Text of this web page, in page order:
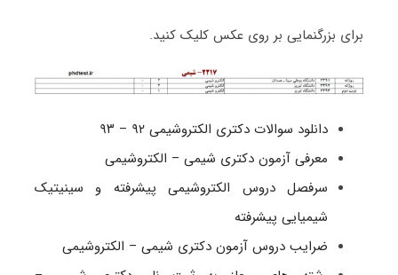
برای بزرگنمایی بر روی عکس کلیک کنید.
دانلود سوالات دکتری الکتروشیمی ۹۲ – ۹۳
معرفی آزمون دکتری شیمی – الکتروشیمی
سرفصل دروس الکتروشیمی پیشرفته و سینیتیک
شیمیایی پیشرفته
ضرایب دروس آزمون دکتری شیمی – الکتروشیمی